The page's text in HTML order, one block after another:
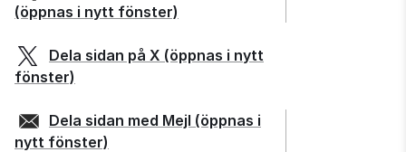
(öppnas i nytt fönster)
Dela sidan på X (öppnas i nytt
fönster)
Dela sidan med Mejl (öppnas i
nytt fönster)